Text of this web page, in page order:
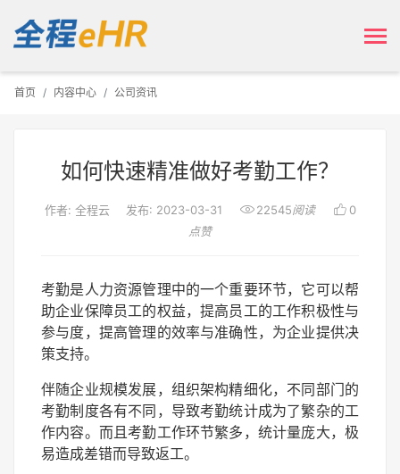
首页 内容中心 公司资讯
如何快速精准做好考勤工作？
作者: 全程云 发布: 2023-03-31 22545阅读  0
点赞
考勤是人力资源管理中的一个重要环节，它可以帮
助企业保障员工的权益，提高员工的工作积极性与
参与度，提高管理的效率与准确性，为企业提供决
策支持。
伴随企业规模发展，组织架构精细化，不同部门的
考勤制度各有不同，导致考勤统计成为了繁杂的工
作内容。而且考勤工作环节繁多，统计量庞大，极
易造成差错而导致返工。